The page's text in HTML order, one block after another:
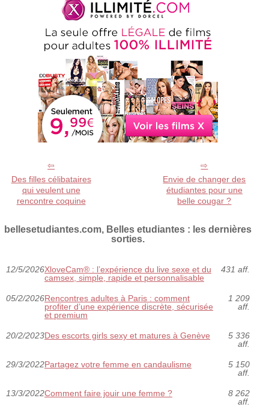
Des filles célibataires
qui veulent une
rencontre coquine
Envie de changer des
étudiantes pour une
belle cougar ?
bellesetudiantes.com, Belles etudiantes : les dernières
sorties.
12/5/2026XloveCam® : l’expérience du live sexe et du
camsex, simple, rapide et personnalisable
431 aff.
05/2/2026Rencontres adultes à Paris : comment
profiter d’une expérience discrète, sécurisée
et premium
1 209
aff.
20/2/2023Des escorts girls sexy et matures à Genève
5 336
aff.
29/3/2022Partagez votre femme en candaulisme
5 150
aff.
13/3/2022Comment faire jouir une femme ?
8 262
aff.